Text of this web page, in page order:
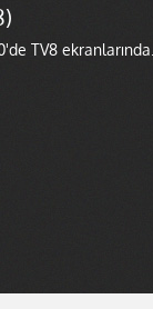
TV8 ekranlarında...